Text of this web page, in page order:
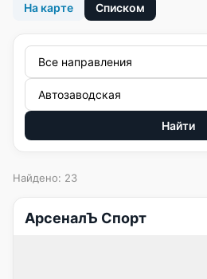
На карте Списком
Найти
Найдено: 23
АрсеналЪ Спорт